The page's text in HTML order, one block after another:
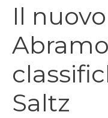
Il
Saltz